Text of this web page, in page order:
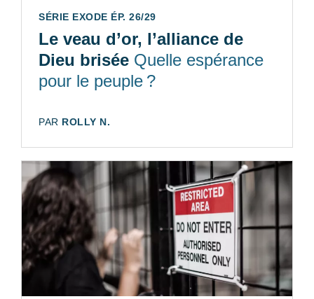
SÉRIE EXODE ÉP. 26/29
Le veau d’or, l’alliance de
Dieu brisée Quelle espérance
pour le peuple ?
AUTEUR:
PAR ROLLY N.